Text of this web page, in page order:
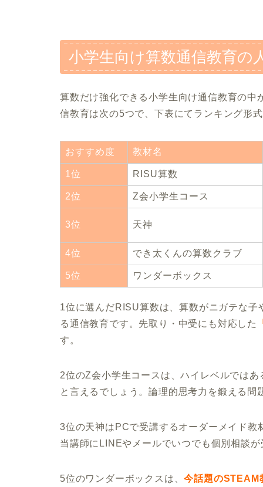
小学生向け算数通信教育の
算数だけ強化できる小学生向け通信教育の中
信教育は次の5つで、下表にてランキング形
おすすめ度 教材名
1位 RISU算数
2位 Z会小学生コース
3位 天神
4位 でき太くんの算数クラブ
5位 ワンダーボックス
1位に選んだRISU算数は、算数がニガテな
る通信教育です。先取り・中受にも対応した
す。
2位のZ会小学生コースは、ハイレベルでは
と言えるでしょう。論理的思考力を鍛える問
3位の天神はPCで受講するオーダーメイド教
当講師にLINEやメールでいつでも個別相談
5位のワンダーボックスは、今話題のSTEAM